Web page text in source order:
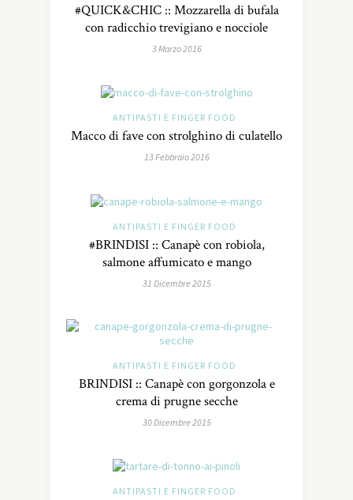
#QUICK&CHIC :: Mozzarella di bufala
con radicchio trevigiano e nocciole
3 Marzo 2016
ANTIPASTI E FINGER FOOD
Macco di fave con strolghino di culatello
13 Febbraio 2016
ANTIPASTI E FINGER FOOD
#BRINDISI :: Canapè con robiola,
salmone affumicato e mango
31 Dicembre 2015
ANTIPASTI E FINGER FOOD
BRINDISI :: Canapè con gorgonzola e
crema di prugne secche
30 Dicembre 2015
ANTIPASTI E FINGER FOOD